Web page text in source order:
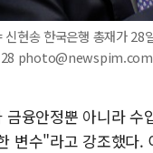
현송 한국은행 총재가
photo@newspim.com
융안정뿐 아니라
변수"라고 강조했